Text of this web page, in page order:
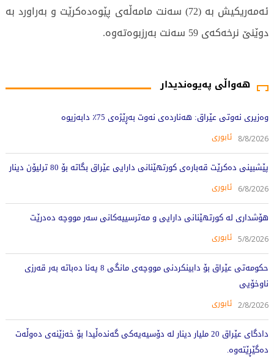
هەواڵی پەیوەندیدار
وەزیری نەوتی عێراق: هەناردەی نەوت بەڕێژەی 75٪ دابەزیوە
8/8/2026 ئابوری
پێشبینی دەکرێت قەبارەی کورتهێنانی دارایی عێراق بگاتە بۆ 80 ترلیۆن دینار
6/8/2026 ئابوری
هۆشداری لە کورتهێنانی دارایی و مەترسییەکانی سەر مووچە دەدرێت
5/8/2026 ئابوری
حکومەتی عێراق بۆ دابینکردنی مووچەی مانگی 8 پەنا دەباتە بەر قەرزی
ناوخۆیی
2/8/2026 ئابوری
دادگای عێراق 20 ملیار دینار لە دۆسیەیەکی گەندەڵیدا بۆ خەزێنەی دەوڵەت
دەگێڕێتەوە.
ئەمەریکیش بە (72) سەنت مامەڵەی پێوەدەکرێت و بەراورد بە
دوێنێ نرخەکەى 59 سەنت بەرزبوەتەوە.